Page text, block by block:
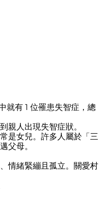
就有 1 位罹患失智症，總
親人出現失智症狀。
是女兒。許多人屬於「三
父母。
情緒緊繃且孤立。關愛村